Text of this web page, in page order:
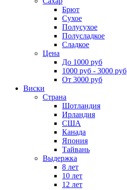
Брют
Сухое
Полусухое
Полусладкое
Сладкое
Цена
До 1000 руб
1000 руб - 3000 руб
От 3000 руб
Виски
Страна
Шотландия
Ирландия
США
Канада
Япония
Тайвань
Выдержка
8 лет
10 лет
12 лет